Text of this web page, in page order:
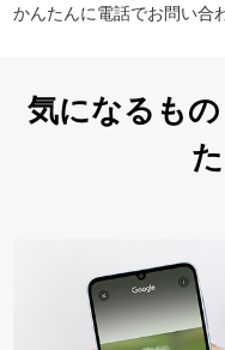
かんたんに電話でお問い合
気になるも